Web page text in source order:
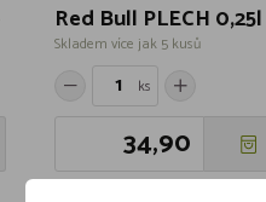
Red Bull PLECH 0,25l
Skladem více jak 5 kusů
ks
34,90